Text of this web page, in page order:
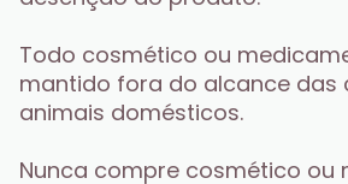
Todo cosmético ou
mantido fora do alcance das
animais domésticos.
Nunca compre cosmético ou